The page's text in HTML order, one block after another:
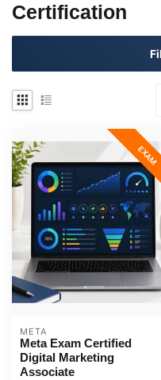
Certification
EXAM
META
Meta Exam Certified
Digital Marketing
Associate